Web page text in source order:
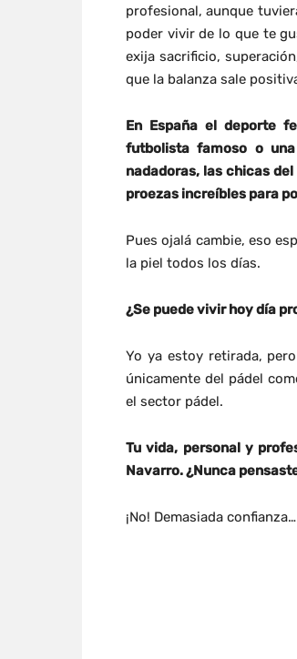
profesional, aunque
poder vivir de lo que te
exija sacrificio,
que la balanza sale
En España el deporte
futbolista famoso o
nadadoras, las chicas
proezas increíbles para
Pues ojalá cambie, eso
la piel todos los días.
¿Se puede vivir hoy día
Yo ya estoy retirada,
únicamente del pádel
el sector pádel.
Tu vida, personal y
Navarro. ¿Nunca
¡No! Demasiada confianza…